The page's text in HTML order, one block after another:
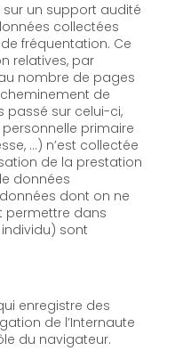
sur un support audité
collectées
fréquentation. Ce
relatives, par
de
passé sur celui-ci,
primaire
collectée
de la prestation
données
dont on ne
permettre dans
enregistre des
de l’Internaute
du navigateur.